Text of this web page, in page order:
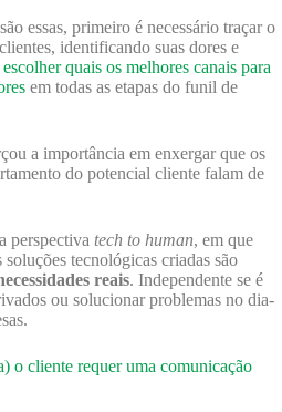
essas, primeiro é necessário traçar o
identificando suas dores e
quais os melhores canais para
em todas as etapas do funil de
a importância em enxergar que os
do potencial cliente falam de
perspectiva tech to human, em que
tecnológicas criadas são
reais. Independente se é
ou solucionar problemas no dia-
o cliente requer uma comunicação